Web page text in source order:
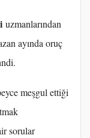
uzmanlarından
ayında oruç
meşgul ettiği
sorular